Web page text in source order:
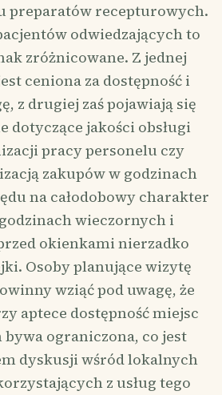
preparatów recepturowych.
odwiedzających to
zróżnicowane. Z jednej
ceniona za dostępność i
z drugiej zaś pojawiają się
dotyczące jakości obsługi
pracy personelu czy
zakupów w godzinach
na całodobowy charakter
wieczornych i
okienkami nierzadko
Osoby planujące wizytę
wziąć pod uwagę, że
aptece dostępność miejsc
ograniczona, co jest
dyskusji wśród lokalnych
z usług tego